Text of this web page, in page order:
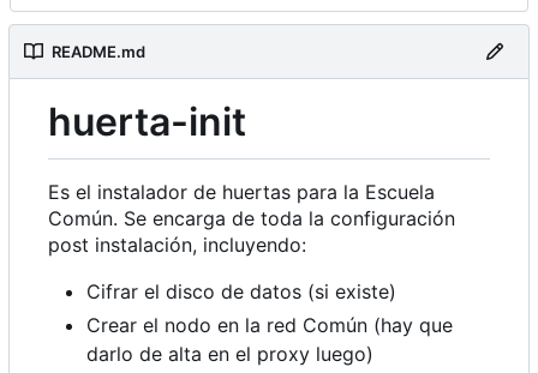
README.md
huerta-init
Es el instalador de huertas para la Escuela
Común. Se encarga de toda la configuración
post instalación, incluyendo:
Cifrar el disco de datos (si existe)
Crear el nodo en la red Común (hay que
darlo de alta en el proxy luego)